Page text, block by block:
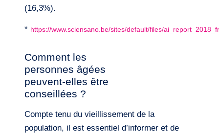
(16,3%).
* https://www.sciensano.be/sites/default/files/
Comment les
personnes âgées
peuvent-elles être
conseillées ?
Compte tenu du vieillissement de la
population, il est essentiel d’informer et de